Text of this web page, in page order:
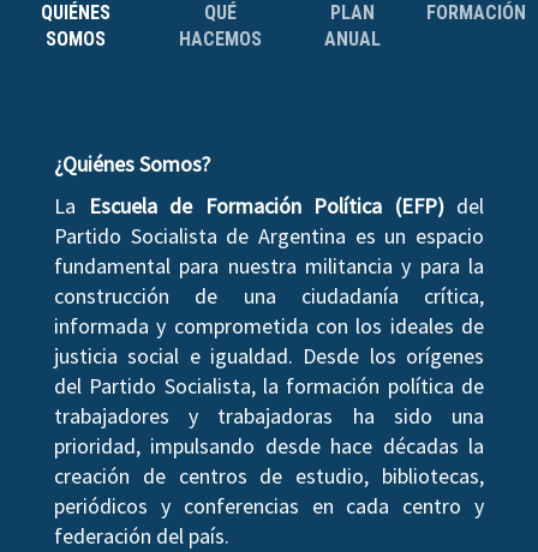
QUIÉNES
SOMOS
QUÉ
HACEMOS
PLAN
ANUAL
FORMACIÓN
¿Quiénes Somos?
La
Escuela de Formación Política (EFP)del
Partido Socialista de Argentina es un espacio
fundamental para nuestra militancia y para la
construcción de una ciudadanía crítica,
informada y comprometida con los ideales de
justicia social e igualdad. Desde los orígenes
del Partido Socialista, la formación política de
trabajadores y trabajadoras ha sido una
prioridad, impulsando desde hace décadas la
creación de centros de estudio, bibliotecas,
periódicos y conferencias en cada centro y
federación del país.